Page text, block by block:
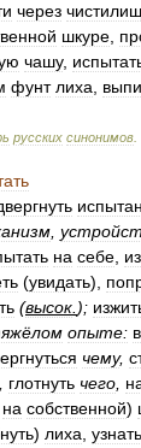
через
шкуре
чашу,
фунт лиха
русских синонимов
на себе
(увидать),
(высок );
опыте:
чему,
глотнуть чего
на собственной)
) лиха узнать